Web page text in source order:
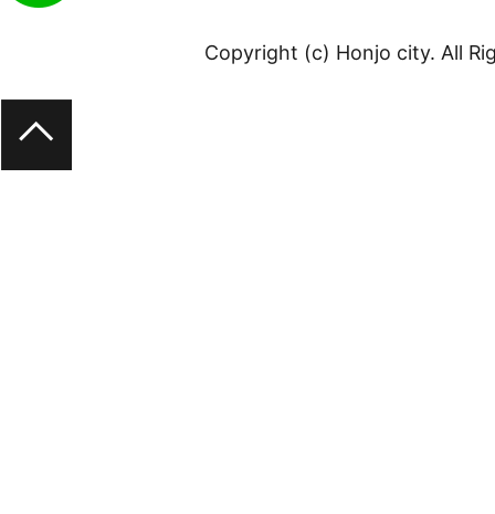
Copyright (c) Honjo city. All